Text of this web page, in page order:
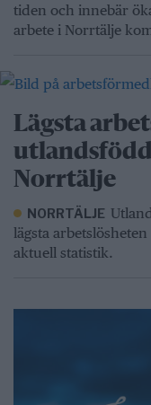
tiden och innebär
arbete i Norrtälje
Lägsta
Norrtälje
NORRTÄLJE
lägsta
aktuell statistik.